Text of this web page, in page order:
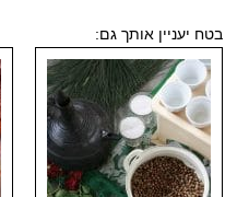
בטח יעניין אותך גם: